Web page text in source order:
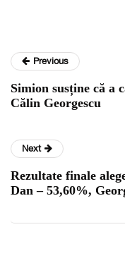
Previous
Simion susține că a
Călin Georgescu
Next
Rezultate finale
Dan – 53,60%,